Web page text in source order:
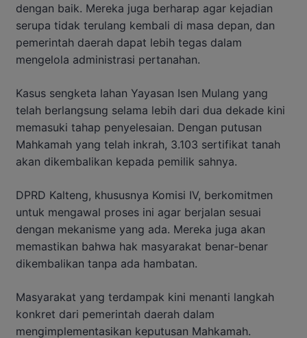
dengan baik. Mereka juga berharap agar kejadian
serupa tidak terulang kembali di masa depan, dan
pemerintah daerah dapat lebih tegas dalam
mengelola administrasi pertanahan.
Kasus sengketa lahan Yayasan Isen Mulang yang
telah berlangsung selama lebih dari dua dekade kini
memasuki tahap penyelesaian. Dengan putusan
Mahkamah yang telah inkrah, 3.103 sertifikat tanah
akan dikembalikan kepada pemilik sahnya.
DPRD Kalteng, khususnya Komisi IV, berkomitmen
untuk mengawal proses ini agar berjalan sesuai
dengan mekanisme yang ada. Mereka juga akan
memastikan bahwa hak masyarakat benar-benar
dikembalikan tanpa ada hambatan.
Masyarakat yang terdampak kini menanti langkah
konkret dari pemerintah daerah dalam
mengimplementasikan keputusan Mahkamah.